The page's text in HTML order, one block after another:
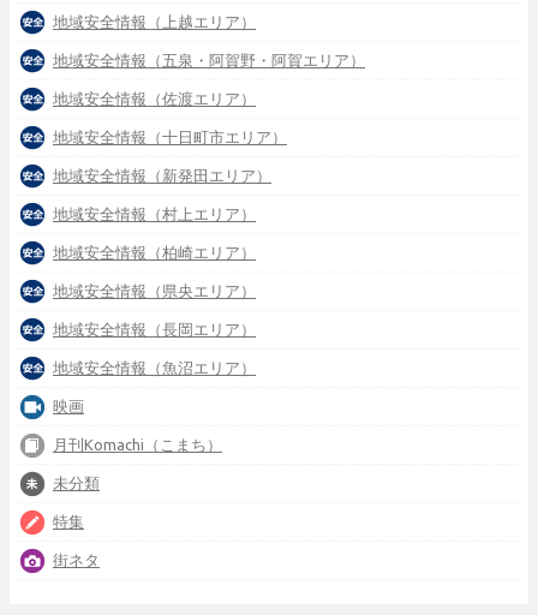
地域安全情報（上越エリア）
地域安全情報（五泉・阿賀野・阿賀エリア）
地域安全情報（佐渡エリア）
地域安全情報（十日町市エリア）
地域安全情報（新発田エリア）
地域安全情報（村上エリア）
地域安全情報（柏崎エリア）
地域安全情報（県央エリア）
地域安全情報（長岡エリア）
地域安全情報（魚沼エリア）
映画
月刊Komachi（こまち）
未分類
特集
街ネタ